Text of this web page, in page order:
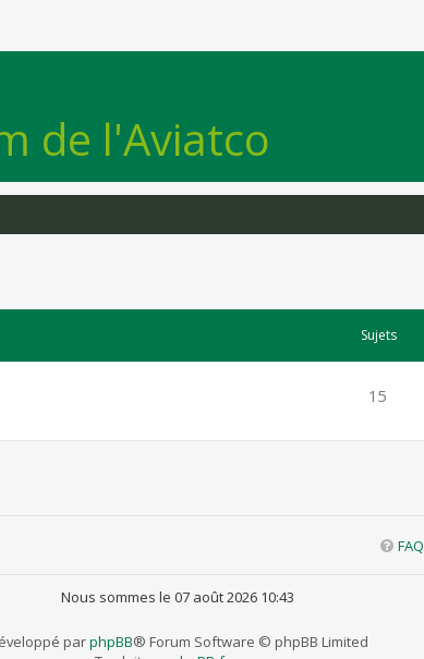
de l'Aviatco
Sujets
15
FAQ
Nous sommes le 07 août 2026 10:43
parphpBB® Forum Software © phpBB Limited